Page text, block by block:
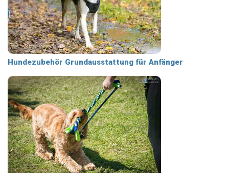
Hundezubehör Grundausstattung für Anfänger